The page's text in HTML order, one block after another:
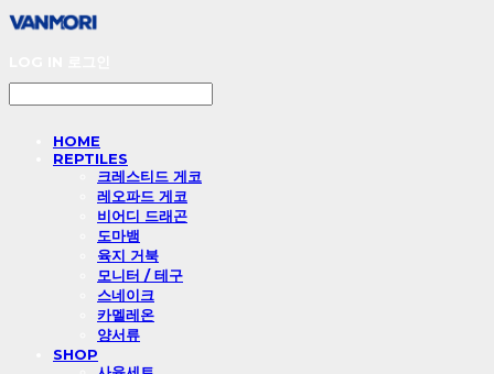
HOME
REPTILES
크레스티드 게코
레오파드 게코
비어디 드래곤
도마뱀
육지 거북
모니터 / 테구
스네이크
카멜레온
양서류
SHOP